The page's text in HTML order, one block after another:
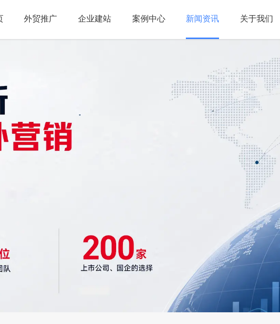
外贸推广 企业建站 案例中心 新闻资讯 关于我们